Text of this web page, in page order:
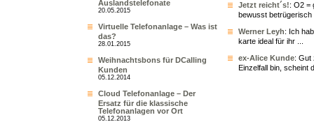
Auslandstelefonate
20.05.2015
Virtuelle Telefonanlage – Was ist
das?
28.01.2015
Weihnachtsbons für DCalling
Kunden
05.12.2014
Cloud Telefonanlage – Der
Ersatz für die klassische
Telefonanlagen vor Ort
05.12.2013
Jetzt reicht´s!: O2 =
bewusst betrügerisch
Werner Leyh: Ich
karte ideal für ihr ...
ex-Alice Kunde: Gut
Einzelfall bin, scheint